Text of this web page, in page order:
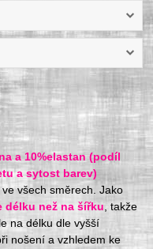
a 10%elastan (podíl
a sytost barev)
ve všech směrech. Jako
délku než na šířku, takže
na délku dle vyšší
nošení a vzhledem ke